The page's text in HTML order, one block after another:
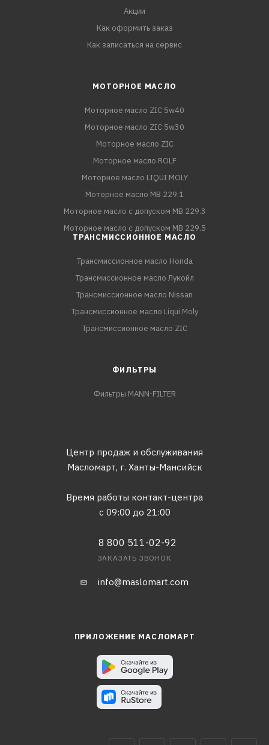
Акции
Как оформить заказ
Как записаться на сервис
МОТОРНОЕ МАСЛО
Моторное масло ZIC 5w40
Моторное масло ZIC 5w30
Моторное масло ZIC
Моторное масло ROLF
Моторное масло LIQUI MOLY
Моторное масло MB 229.1
Моторное масло с допуском MB 229.3
Моторное масло с допуском MB 229.5
ТРАНСМИССИОННОЕ МАСЛО
Трансмиссионное масло Honda
Трансмиссионное масло Лукойл
Трансмиссионное масло Nissan
Трансмиссионное масло Liqui Moly
Трансмиссионное масло ZIC
ФИЛЬТРЫ
Фильтры MANN-FILTER
Центр продаж и обслуживания
Масломарт, г. Ханты-Мансийск
Время работы контакт-центра
с 09:00 до 21:00
8 800 511-02-92
ЗАКАЗАТЬ ЗВОНОК
info@maslomart.com
ПРИЛОЖЕНИЕ МАСЛОМАРТ